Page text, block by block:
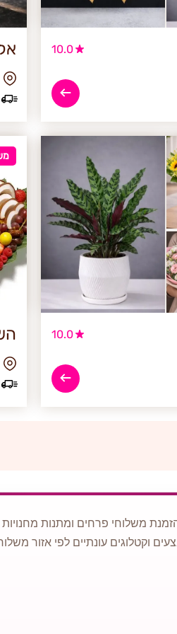
10.0
10.0
משלוח
משלוחי פרחים ומתנות
וקטלוגים עונתיים לפי אזור